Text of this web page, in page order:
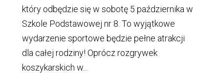
który odbędzie się w sobotę 5 października w
Szkole Podstawowej nr 8. To wyjątkowe
wydarzenie sportowe będzie pełne atrakcji
dla całej rodziny! Oprócz rozgrywek
koszykarskich w...